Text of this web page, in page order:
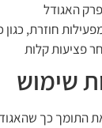
האגודל
חוזרת,
פציעות קלות
שימוש
התומך כך